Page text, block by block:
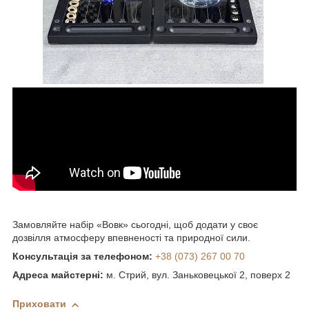
Замовляйте набір «Вовк» сьогодні, щоб додати у своє
дозвілля атмосферу впевненості та природної сили.
Консультація за телефоном: +38 (073) 267 00 70
Адреса майстерні: м. Стрий, вул. Заньковецької 2, поверх 2
Приховати